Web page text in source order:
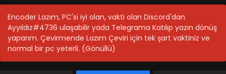
Encoder Lazım, PC'si iyi olan, vakti olan Discord'dan
Ayyıldız#4736 ulaşabilir yada Telegrama Katılıp yazın dönüş
yaparım. Çevirmende Lazım Çeviri için tek şart vaktiniz ve
normal bir pc yeterli. (Gönüllü)